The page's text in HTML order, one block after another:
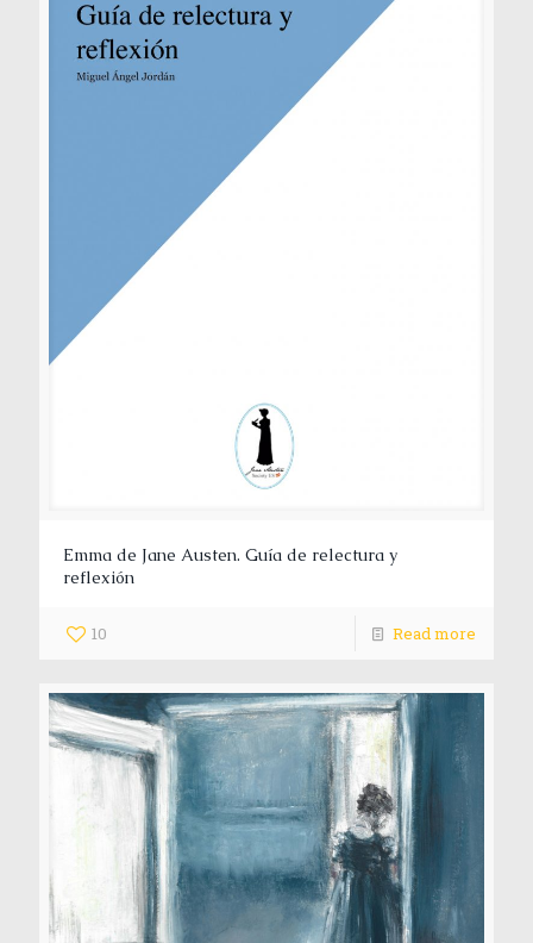
Emma de Jane Austen. Guía de relectura y
reflexión
10 Read more